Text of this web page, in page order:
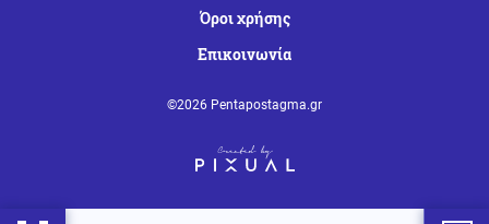
09.08.2026 - 09:11
Το σπίτι του τρόμου στο Άινταχο: Η νύχτα που 4
φοιτητές δολοφονήθηκαν μέσα σε λίγα λεπτά
Κορυφώνεται η έξοδος του Αυγούστου: Γεμάτα πλοία
Όροι χρήσης
Επικοινωνία
©2026 Pentapostagma.gr